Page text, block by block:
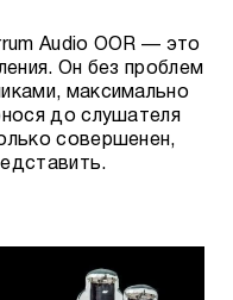
Audio OOR — это
Он без проблем
максимально
до слушателя
совершенен,